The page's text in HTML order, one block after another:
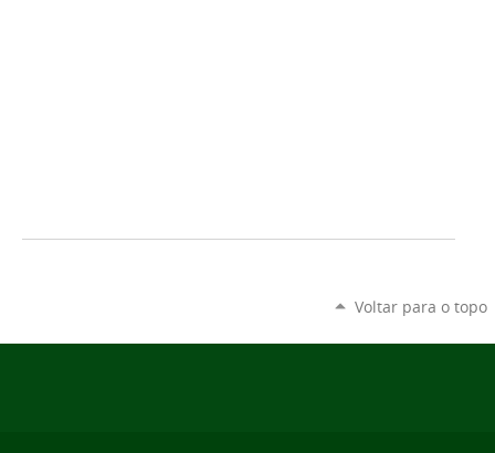
Voltar para o topo